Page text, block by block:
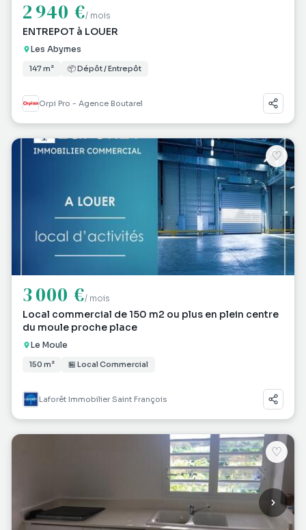
2 940 €/ mois
ENTREPOT à LOUER
Les Abymes
147 m² 📦 Dépôt / Entrepôt
Orpi Pro - Agence Boutarel
♡
3 000 €/ mois
Local commercial de 150 m2 ou plus en plein centre
du moule proche place
Le Moule
150 m² 🏪 Local Commercial
Laforêt Immobilier Saint François
♡